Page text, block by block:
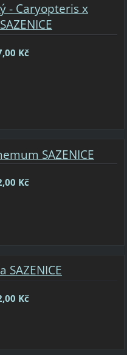
- Caryopteris x
Kč
SAZENICE
Kč
Kč